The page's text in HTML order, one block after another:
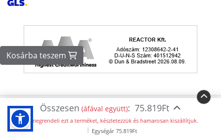
Összesen (áfával együtt): 75.819Ft
Ha megrendeli ezt a terméket, készletezzük és hamarosan kiszállítjuk.
Egységár 75.819Ft
Kosárba teszem
Copyright ©2026 nyomdatermekek.hu. Minden jog fenntartva.